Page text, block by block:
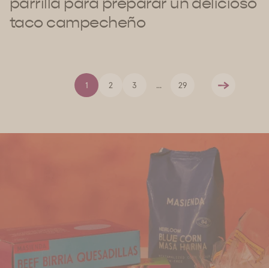
taco campecheño
1 2 3 ... 29
Siguiente
Encuéntranos
Descubre los productos Masienda cerca de ti.